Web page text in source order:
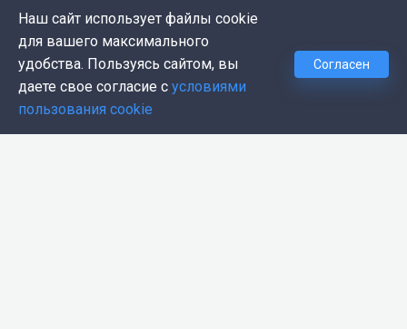
Публичная оферта
Политика конфиденциальности
Контакты
Наш сайт использует файлы cookie
для вашего максимального
удобства. Пользуясь сайтом, вы
даете свое согласие с условиями
пользования cookie
Согласен